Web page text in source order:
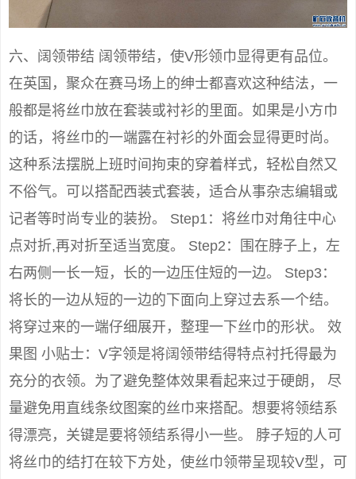
六、阔领带结 阔领带结，使V形领巾显得更有品位。
在英国，聚众在赛马场上的绅士都喜欢这种结法，一
般都是将丝巾放在套装或衬衫的里面。如果是小方巾
的话，将丝巾的一端露在衬衫的外面会显得更时尚。
这种系法摆脱上班时间拘束的穿着样式，轻松自然又
不俗气。可以搭配西装式套装，适合从事杂志编辑或
记者等时尚专业的装扮。 Step1：将丝巾对角往中心
点对折,再对折至适当宽度。 Step2：围在脖子上，左
右两侧一长一短，长的一边压住短的一边。 Step3：
将长的一边从短的一边的下面向上穿过去系一个结。
将穿过来的一端仔细展开，整理一下丝巾的形状。 效
果图 小贴士：V字领是将阔领带结得特点衬托得最为
充分的衣领。为了避免整体效果看起来过于硬朗， 尽
量避免用直线条纹图案的丝巾来搭配。想要将领结系
得漂亮，关键是要将领结系得小一些。 脖子短的人可
将丝巾的结打在较下方处，使丝巾领带呈现较V型，可